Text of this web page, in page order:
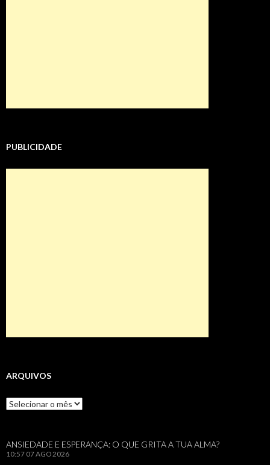
PUBLICIDADE
ARQUIVOS
Arquivos
ANSIEDADE E ESPERANÇA: O QUE GRITA A TUA ALMA?
10:57 07 AGO 2026